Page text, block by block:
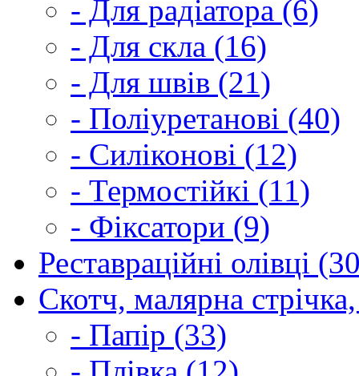
- Для радіатора (6)
- Для скла (16)
- Для швів (21)
- Поліуретанові (40)
- Силіконові (12)
- Термостійкі (11)
- Фіксатори (9)
Реставраційні олівці
Скотч, малярна
- Папір (33)